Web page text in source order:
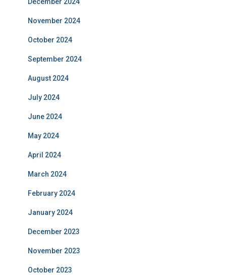
November 2024
October 2024
September 2024
August 2024
July 2024
June 2024
May 2024
April 2024
March 2024
February 2024
January 2024
December 2023
November 2023
October 2023